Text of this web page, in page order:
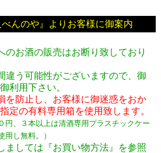
べんのや』よりお客様に御案内
のお酒の販売はお断り致しており
違う可能性がございますので、御
利用下さい。
を防止し、お客様に御迷惑をおか
定の有料専用箱を使用致します。
円、３本以上は清酒専用プラスチックケー
用し無料。
）
ましては『お買い物方法』を参照